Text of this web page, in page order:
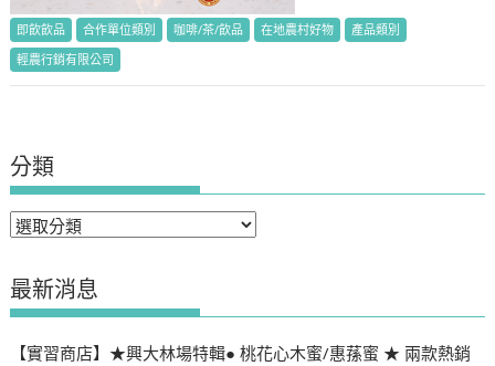
即飲飲品 合作單位類別 咖啡/茶/飲品 在地農村好物
產品類別
輕農行銷有限公司
分類
分
最新消息
【實習商店】★興大林場特輯● 桃花心木蜜/惠蓀蜜 ★ 兩款熱銷